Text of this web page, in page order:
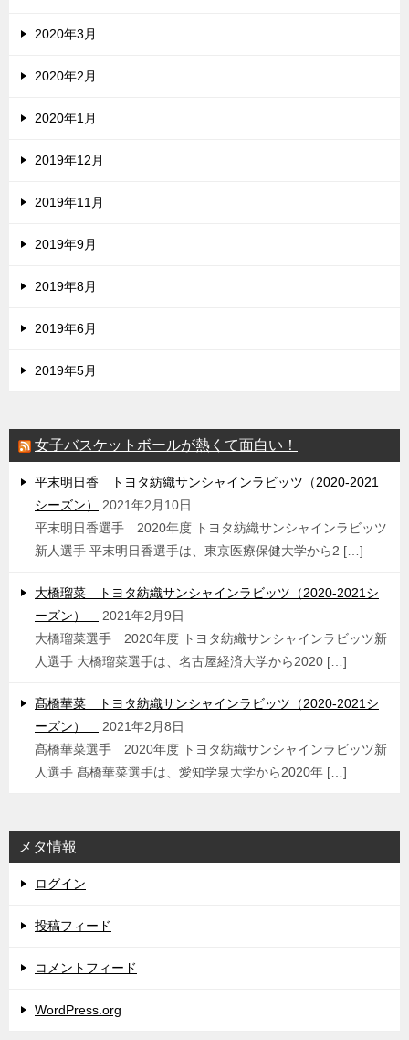
2020年3月
2020年2月
2020年1月
2019年12月
2019年11月
2019年9月
2019年8月
2019年6月
2019年5月
女子バスケットボールが熱くて面白い！
平末明日香 トヨタ紡織サンシャインラビッツ（2020-2021
シーズン）
2021年2月10日
平末明日香選手 2020年度 トヨタ紡織サンシャインラビッツ
新人選手 平末明日香選手は、東京医療保健大学から2 […]
大橋瑠菜 トヨタ紡織サンシャインラビッツ（2020-2021シ
ーズン）
2021年2月9日
大橋瑠菜選手 2020年度 トヨタ紡織サンシャインラビッツ新
人選手 大橋瑠菜選手は、名古屋経済大学から2020 […]
髙橋華菜 トヨタ紡織サンシャインラビッツ（2020-2021シ
ーズン）
2021年2月8日
髙橋華菜選手 2020年度 トヨタ紡織サンシャインラビッツ新
人選手 髙橋華菜選手は、愛知学泉大学から2020年 […]
メタ情報
ログイン
投稿フィード
コメントフィード
WordPress.org